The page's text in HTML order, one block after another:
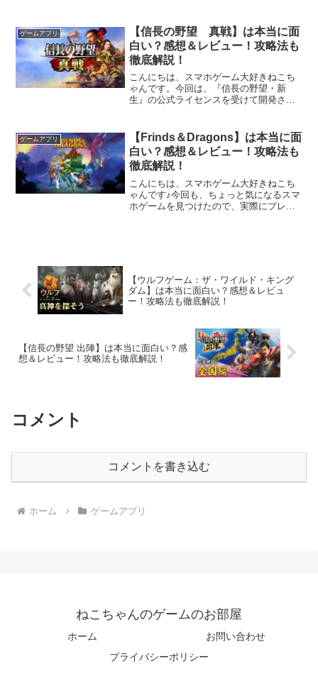
成してバトルに挑めるRPG……『英雄伝
説 閃の軌跡：Nor...
ゲームアプリ
【信長の野望 真戦】は本当に面
白い？感想＆レビュー！攻略法も
徹底解説！
こんにちは、スマホゲーム大好きねこち
ゃんです。今回は、『信長の野望・新
生』の公式ライセンスを受けて開発され
で紹介します。本作は、“真戦”シリーズ第
2作目となる戦国シ...
ゲームアプリ
【Frinds＆Dragons】は本当に面
白い？感想＆レビュー！攻略法も
徹底解説！
こんにちは、スマホゲーム大好きねこち
ゃんです♪今回も、ちょっと気になるスマ
ホゲームを見つけたので、実際にプレイ
【ウルフゲーム：ザ・ワイルド・キング
ダム】は本当に面白い？感想＆レビュ
ー！攻略法も徹底解説！
【信長の野望 出陣】は本当に面白い？感
想＆レビュー！攻略法も徹底解説！
コメント
コメントを書き込む
ホーム ゲームアプリ
ねこちゃんのゲームのお部屋
ホーム
お問い合わせ
プライバシーポリシー